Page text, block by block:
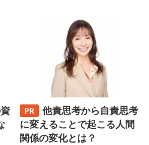
他責思考から自責思考
に変えることで起こる人間
関係の変化とは？